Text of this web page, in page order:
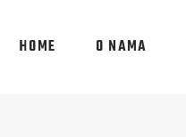
HOME O NAMA